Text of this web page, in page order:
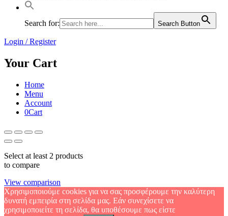
Search for: Search Button
Login / Register
Your Cart
Home
Menu
Account
0Cart
Select at least 2 products
to compare
View comparison
Χρησιμοποιούμε cookies για να σας προσφέρουμε την καλύτερη
δυνατή εμπειρία στη σελίδα μας. Εάν συνεχίσετε να
χρησιμοποιείτε τη σελίδα, θα υποθέσουμε πως είστε